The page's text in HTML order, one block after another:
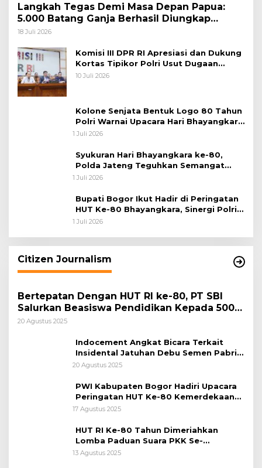
Langkah Tegas Demi Masa Depan Papua:
5.000 Batang Ganja Berhasil Diungkap
Koops TNI Habema
18 Juli 2026
Komisi III DPR RI Apresiasi dan Dukung
Kortas Tipikor Polri Usut Dugaan
Korupsi Batu Bara
10 Juli 2026
Kolone Senjata Bentuk Logo 80 Tahun
Polri Warnai Upacara Hari Bhayangkara
ke-80
1 Juli 2026
Syukuran Hari Bhayangkara ke-80,
Polda Jateng Teguhkan Semangat
Pengabdian dan Pererat Kebersamaan
1 Juli 2026
Bupati Bogor Ikut Hadir di Peringatan
HUT Ke-80 Bhayangkara, Sinergi Polri
dan Pemkab Bogor Jadi Kunci Menjaga
1 Juli 2026
Citizen Journalism
Bertepatan Dengan HUT RI ke-80, PT SBI
Salurkan Beasiswa Pendidikan Kepada 500
Pelajar
20 Agustus 2025
Indocement Angkat Bicara Terkait
Insidental Jatuhan Debu Semen Pabrik
Citeureup
20 Agustus 2025
PWI Kabupaten Bogor Hadiri Upacara
Peringatan HUT Ke-80 Kemerdekaan
RI, di Lapangan Tegar Beriman
17 Agustus 2025
HUT RI Ke-80 Tahun Dimeriahkan
Lomba Paduan Suara PKK Se-
Kabupaten Bogor
13 Agustus 2025